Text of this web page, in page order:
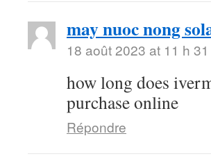
may nuoc nong
18 août 2023 at 11 h
how long does
purchase online
Répondre